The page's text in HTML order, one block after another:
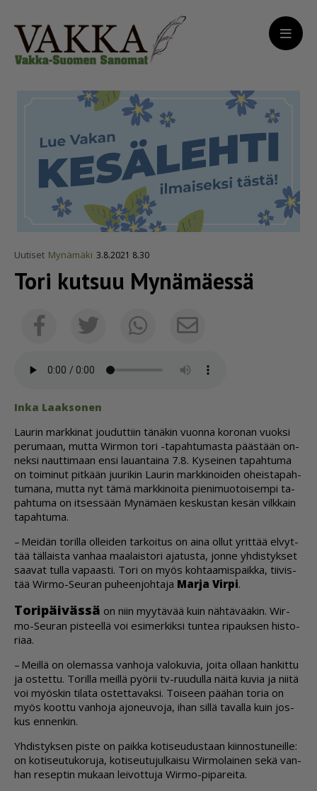
Uutiset Mynämäki 3.8.2021 8.30
Tori kutsuu Mynämäessä
FacebookTwitterWhatsappSähköposti
In­ka Laak­so­nen
Lau­rin mark­ki­nat jou­dut­tiin tä­nä­kin vuon­na ko­ro­nan vuok­si
pe­ru­maan, mut­ta Wir­mon tori -ta­pah­tu­mas­ta pääs­tään on­
nek­si naut­ti­maan en­si lau­an­tai­na 7.8. Ky­sei­nen ta­pah­tu­ma
on toi­mi­nut pit­kään juu­ri­kin Lau­rin mark­ki­noi­den oheis­ta­pah­
tu­ma­na, mut­ta nyt tämä mark­ki­noi­ta pie­ni­muo­toi­sem­pi ta­
pah­tu­ma on it­ses­sään My­nä­mä­en kes­kus­tan ke­sän vilk­kain
ta­pah­tu­ma.
– Mei­dän to­ril­la ol­lei­den tar­koi­tus on ai­na ol­lut yrit­tää el­vyt­
tää täl­lais­ta van­haa maa­lais­to­ri aja­tus­ta, jon­ne yh­dis­tyk­set
saa­vat tul­la va­paas­ti. Tori on myös koh­taa­mis­paik­ka, tii­vis­
tää Wir­mo-Seu­ran pu­heen­joh­ta­ja Mar­ja Vir­pi.
To­ri­päi­väs­sä on niin myy­tä­vää kuin näh­tä­vää­kin. Wir­
mo-Seu­ran pis­teel­lä voi esi­mer­kik­si tun­tea ri­pauk­sen his­to­
ri­aa.
– Meil­lä on ole­mas­sa van­ho­ja va­lo­ku­via, joi­ta ol­laan han­kit­tu
ja os­tet­tu. To­ril­la meil­lä pyö­rii tv-ruu­dul­la näi­tä ku­via ja nii­tä
voi myös­kin ti­la­ta os­tet­ta­vak­si. Toi­seen pää­hän to­ria on
myös koot­tu van­ho­ja ajo­neu­vo­ja, ihan sil­lä ta­val­la kuin jos­
kus en­nen­kin.
Yh­dis­tyk­sen pis­te on paik­ka ko­ti­seu­dus­taan kiin­nos­tu­neil­le:
on ko­ti­seu­tu­ko­ru­ja, ko­ti­seu­tu­jul­kai­su Wir­mo­lai­nen sekä van­
han re­sep­tin mu­kaan lei­vot­tu­ja Wir­mo-pi­pa­rei­ta.